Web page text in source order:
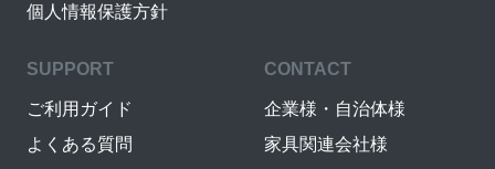
個人情報保護方針
SUPPORT
ご利用ガイド
よくある質問
CONTACT
企業様・自治体様
家具関連会社様